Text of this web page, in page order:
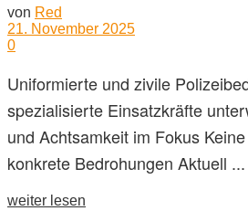
von Red
21. November 2025
0
Uniformierte und zivile
spezialisierte Einsatzkräfte
und Achtsamkeit im Fokus
konkrete Bedrohungen Aktuell ...
weiter lesen